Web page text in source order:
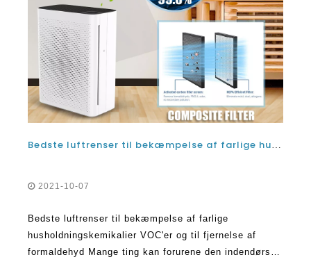
Bedste luftrenser til bekæmpelse af farlige husholdningskemikalier VOC og til fjernelse af formaldehyd
2021-10-07
Bedste luftrenser til bekæmpelse af farlige
husholdningskemikalier VOC'er og til fjernelse af
formaldehyd Mange ting kan forurene den indendørs